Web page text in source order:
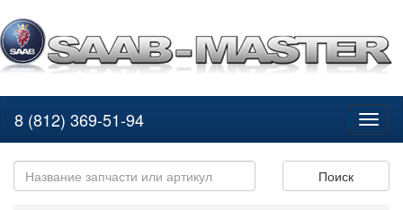
8 (812) 369-51-94
Поиск